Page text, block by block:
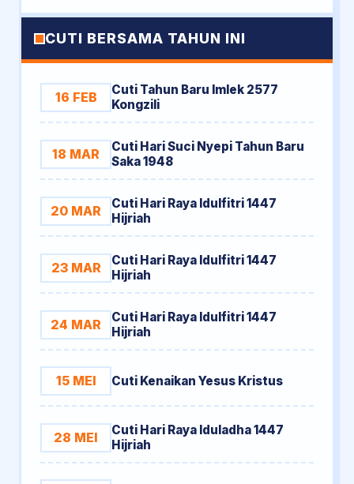
CUTI BERSAMA TAHUN INI
16 FEB
Cuti Tahun Baru Imlek 2577
Kongzili
18 MAR
Cuti Hari Suci Nyepi Tahun Baru
Saka 1948
20 MAR
Cuti Hari Raya Idulfitri 1447
Hijriah
23 MAR
Cuti Hari Raya Idulfitri 1447
Hijriah
24 MAR
Cuti Hari Raya Idulfitri 1447
Hijriah
15 MEI Cuti Kenaikan Yesus Kristus
28 MEI
Cuti Hari Raya Iduladha 1447
Hijriah